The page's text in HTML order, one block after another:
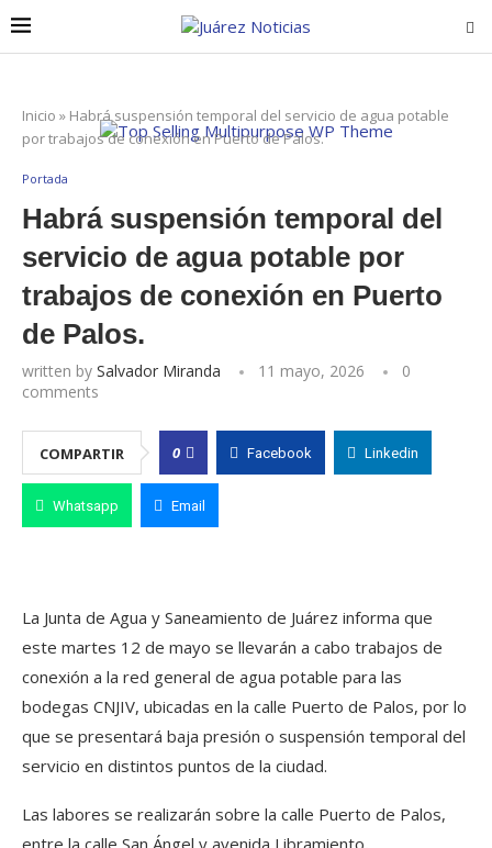
Inicio » Habrá suspensión temporal del servicio de agua potable
por trabajos de conexión en Puerto de Palos.
Portada
Habrá suspensión temporal del
servicio de agua potable por
trabajos de conexión en Puerto
de Palos.
written by Salvador Miranda 11 mayo, 2026
0
comments
COMPARTIR 0 Facebook Linkedin
Whatsapp Email
La Junta de Agua y Saneamiento de Juárez informa que
este martes 12 de mayo se llevarán a cabo trabajos de
conexión a la red general de agua potable para las
bodegas CNJIV, ubicadas en la calle Puerto de Palos, por lo
que se presentará baja presión o suspensión temporal del
servicio en distintos puntos de la ciudad.
Las labores se realizarán sobre la calle Puerto de Palos,
entre la calle San Ángel y avenida Libramiento,